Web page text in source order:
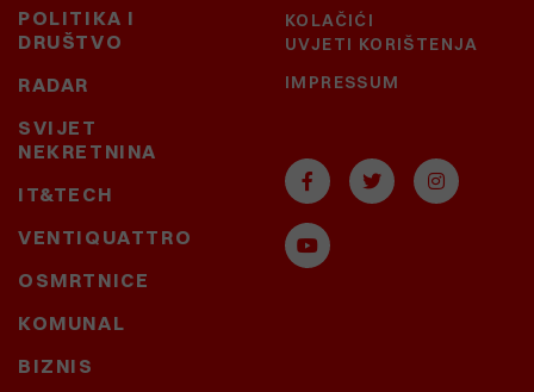
POLITIKA I
DRUŠTVO
RADAR
SVIJET
NEKRETNINA
IT&TECH
VENTIQUATTRO
OSMRTNICE
KOMUNAL
BIZNIS
KOLAČIĆI
UVJETI KORIŠTENJA
IMPRESSUM